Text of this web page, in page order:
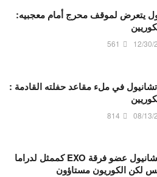
يتعرض لموقف محرج أمام معجبيه:
12/30/
561
في ملء مقاعد حفلته القادمة :
08/13/
814
يعود تشانيول عضو فرقة EXO كممثل لدراما
لكن الكوريون مستاؤون